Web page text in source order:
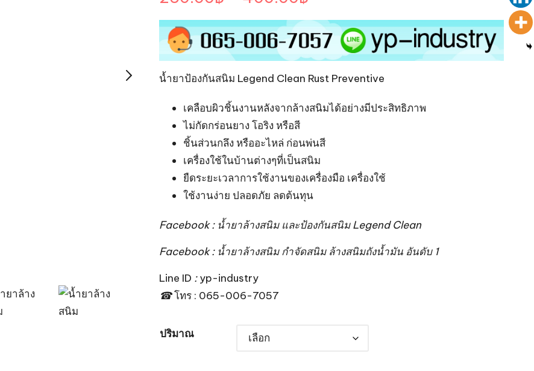
range:
250.00฿
through
400.00฿
น้ำยาป้องกันสนิม Legend Clean Rust Preventive
เคลือบผิวชิ้นงานหลังจากล้างสนิมได้อย่างมีประสิทธิภาพ
ไม่กัดกร่อนยาง โอริง หรือสี
ชิ้นส่วนกลึง หรืออะไหล่ ก่อนพ่นสี
เครื่องใช้ในบ้านต่างๆที่เป็นสนิม
ยืดระยะเวลาการใช้งานของเครื่องมือ เครื่องใช้
ใช้งานง่าย ปลอดภัย ลดต้นทุน
Facebook : น้ำยาล้างสนิม และป้องกันสนิม Legend Clean
Facebook : น้ำยาล้างสนิม กำจัดสนิม ล้างสนิมถังน้ำมัน อันดับ 1
Line ID :yp-industry
☎โทร : 065-006-7057
ปริมาณ